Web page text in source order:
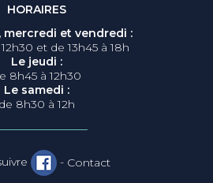
HORAIRES
mercredi et vendredi :
et de 13h45 à 18h
Le jeudi :
8h45 à 12h30
Le samedi :
de 8h30 à 12h
- Contact